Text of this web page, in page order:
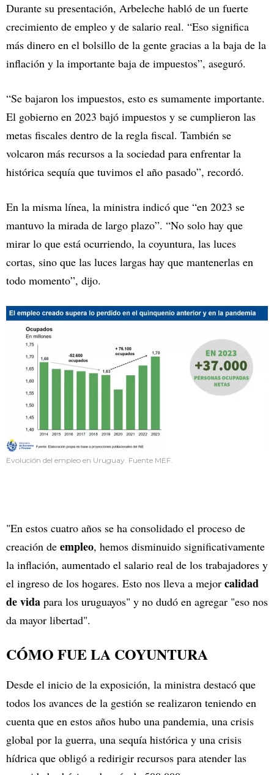
Durante su presentación, Arbeleche habló de un fuerte
crecimiento de empleo y de salario real. “Eso significa
más dinero en el bolsillo de la gente gracias a la baja de la
inflación y la importante baja de impuestos”, aseguró.
“Se bajaron los impuestos, esto es sumamente importante.
El gobierno en 2023 bajó impuestos y se cumplieron las
metas fiscales dentro de la regla fiscal. También se
volcaron más recursos a la sociedad para enfrentar la
histórica sequía que tuvimos el año pasado”, recordó.
En la misma línea, la ministra indicó que “en 2023 se
mantuvo la mirada de largo plazo”. “No solo hay que
mirar lo que está ocurriendo, la coyuntura, las luces
cortas, sino que las luces largas hay que mantenerlas en
todo momento”, dijo.
Evolución del empleo en Uruguay. Fuente MEF.
"En estos cuatro años se ha consolidado el proceso de
creación de empleo, hemos disminuido significativamente
la inflación, aumentado el salario real de los trabajadores y
el ingreso de los hogares. Esto nos lleva a mejor calidad
de vida para los uruguayos" y no dudó en agregar "eso nos
da mayor libertad".
CÓMO FUE LA COYUNTURA
Desde el inicio de la exposición, la ministra destacó que
todos los avances de la gestión se realizaron teniendo en
cuenta que en estos años hubo una pandemia, una crisis
global por la guerra, una sequía histórica y una crisis
hídrica que obligó a redirigir recursos para atender las